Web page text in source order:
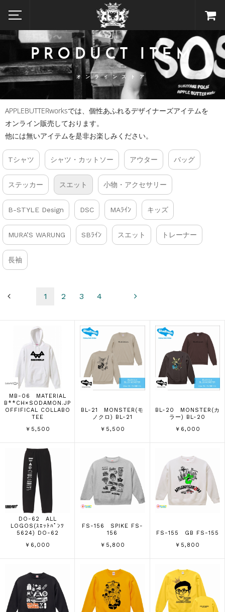
PRODUCT ITEM
オンラインストア
APPLEBUTTERworksでは、個性あふれるデザイナーズアイテムを
オンライン販売しております。
他には無いアイテムを是非お楽しみください。
Tシャツ シャツ・カットソー アウター バッグ
ステッカー スエット 小物・アクセサリー
B-STYLE Design DSC MAﾗｲﾝ キッズ
MURA’S WARUNG SBﾗｲﾝ スエット トレーナー
長袖
1 2 3 4
MB-06 MATERIAL
B**CH×SODAMON.JP
OFFIFICAL COLLABO
TEE
￥5,500
BL-21 MONSTER(モ
ノクロ) BL-21
￥5,500
BL-20 MONSTER(カ
ラー) BL-20
￥6,000
DO-62 ALL
LOGOS(ｽｴｯﾄﾊﾟﾝﾂ
5624) DO-62
￥6,000
FS-156 SPIKE FS-
156
￥5,800
FS-155 GB FS-155
￥5,800